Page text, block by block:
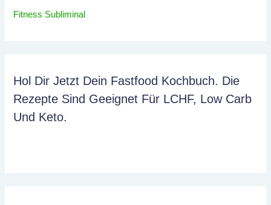
Fitness Subliminal
Hol Dir Jetzt Dein Fastfood Kochbuch. Die
Rezepte Sind Geeignet Für LCHF, Low Carb
Und Keto.